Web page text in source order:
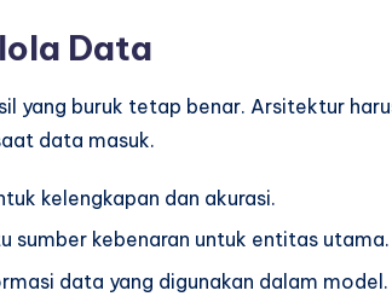
Data
yang buruk tetap benar. Arsitektur
data masuk.
kelengkapan dan akurasi.
sumber kebenaran untuk entitas utama.
data yang digunakan dalam model.